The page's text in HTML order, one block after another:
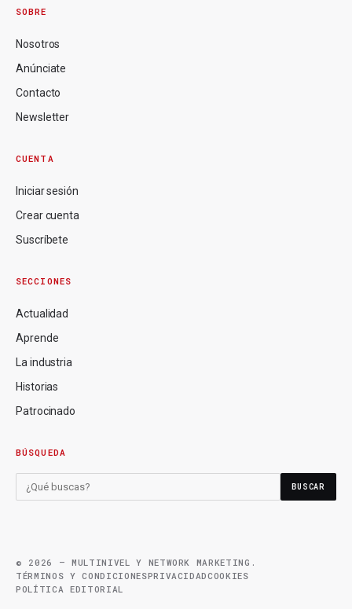
SOBRE
Nosotros
Anúnciate
Contacto
Newsletter
CUENTA
Iniciar sesión
Crear cuenta
Suscríbete
SECCIONES
Actualidad
Aprende
La industria
Historias
Patrocinado
BÚSQUEDA
BUSCAR
© 2026 — MULTINIVEL Y NETWORK MARKETING.
TÉRMINOS Y CONDICIONESPRIVACIDADCOOKIES
POLÍTICA EDITORIAL